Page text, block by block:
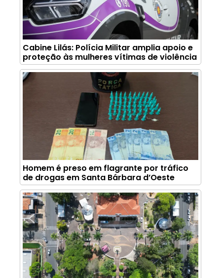
Cabine Lilás: Polícia Militar amplia apoio e
proteção às mulheres vítimas de violência
Homem é preso em flagrante por tráfico
de drogas em Santa Bárbara d’Oeste